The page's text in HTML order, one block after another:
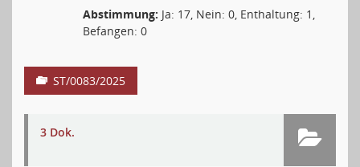
Abstimmung: Ja: 17, Nein: 0, Enthaltung: 1,
Befangen: 0
ST/0083/2025
3 Dok.